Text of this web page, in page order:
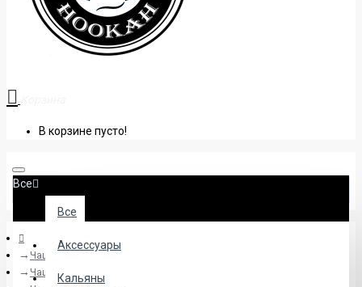
В корзине пусто!
Все
Все
Аксессуары
Кальяны
Чаши
Чаши глиняные